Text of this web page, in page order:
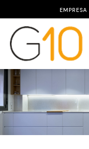
al
contenido
EMPRESA